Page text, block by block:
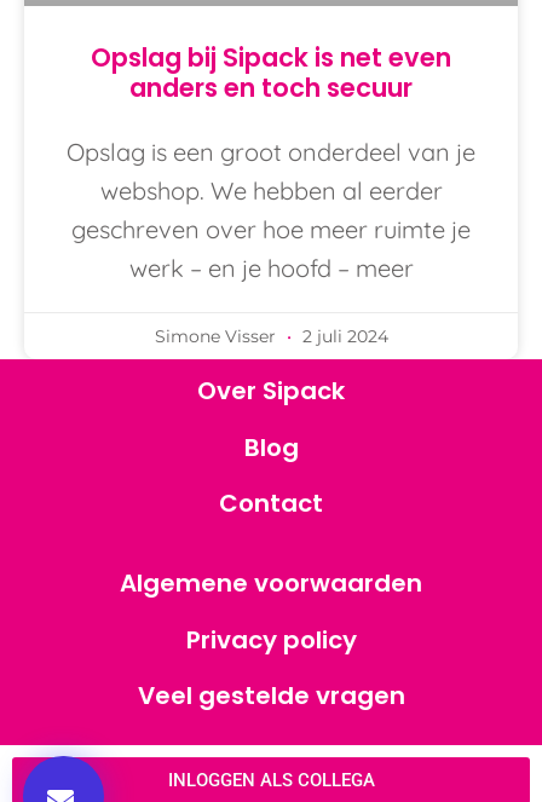
Opslag bij Sipack is net even
anders en toch secuur
Opslag is een groot onderdeel van je
webshop. We hebben al eerder
geschreven over hoe meer ruimte je
werk – en je hoofd – meer
Simone Visser 2 juli 2024
Over Sipack
Blog
Contact
Algemene voorwaarden
Privacy policy
Veel gestelde vragen
INLOGGEN ALS COLLEGA